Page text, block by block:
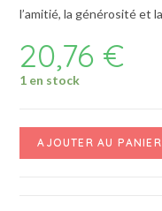
l’amitié, la générosité et
20,76€
1 en stock
AJOUTER AU PANIER